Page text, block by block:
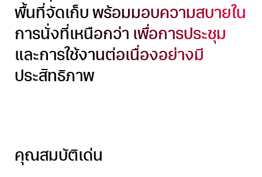
พื้นที่จัดเก็บ พร้อมมอบความสบายใน
การนั่งที่เหนือกว่า เพื่อการประชุม
และการใช้งานต่อเนื่องอย่างมี
ประสิทธิภาพ
คุณสมบัติเด่น